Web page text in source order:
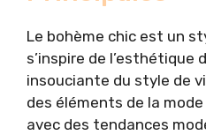
Le bohème chic est un
s’inspire de
insouciante du style de
des éléments de la
avec des tendances